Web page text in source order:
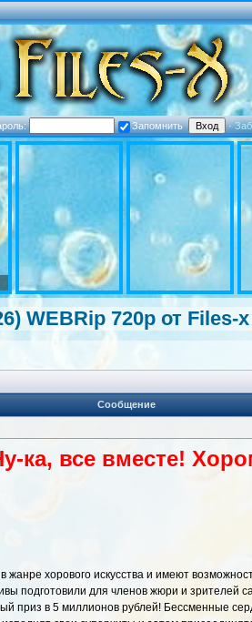
Запомнить ·
WEBRip 720p от Files-x
Сообщение
ка, все вместе!
хорового искусства и имеют
подготовили для членов жюри и зрителей
приз в 5 миллионов рублей! Бессменные